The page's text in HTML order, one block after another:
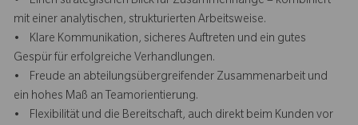
mit einer analytischen, strukturierten Arbeitsweise.
• Klare Kommunikation, sicheres Auftreten und ein gutes
Gespür für erfolgreiche Verhandlungen.
• Freude an abteilungsübergreifender Zusammenarbeit und
ein hohes Maß an Teamorientierung.
• Flexibilität und die Bereitschaft, auch direkt beim Kunden vor